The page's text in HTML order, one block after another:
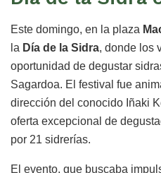
Este domingo, en la plaza
la Día de la Sidra, donde los
oportunidad de degustar
Sagardoa. El festival fue
dirección del conocido Iñaki
oferta excepcional de
por 21 sidrerías.
El evento, que buscaba